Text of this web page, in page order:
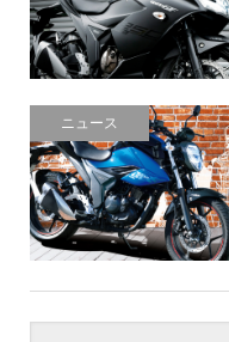
ニュース